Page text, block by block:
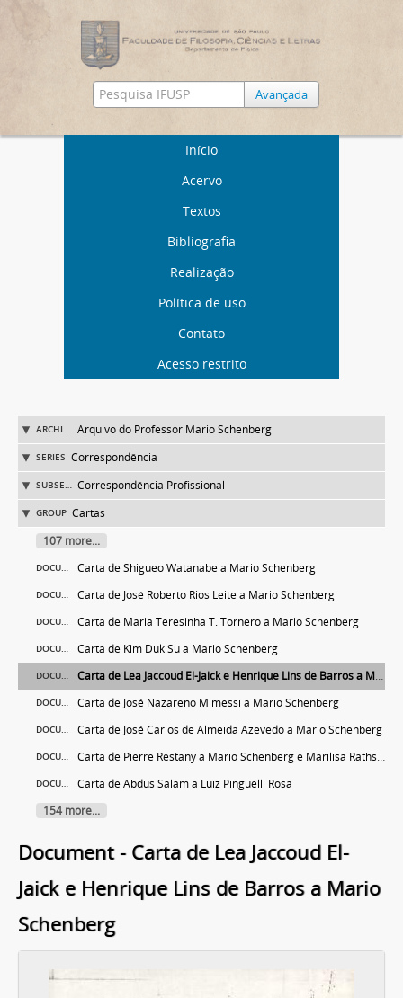
Avançada
Início
Acervo
Textos
Bibliografia
Realização
Política de uso
Contato
Acesso restrito
ARCHIVE Arquivo do Professor Mario Schenberg
SERIES Correspondência
SUBSERIES Correspondência Profissional
GROUP Cartas
107 more...
DOCUMENT Carta de Shigueo Watanabe a Mario Schenberg
DOCUMENT Carta de José Roberto Rios Leite a Mario Schenberg
DOCUMENT Carta de Maria Teresinha T. Tornero a Mario Schenberg
DOCUMENT Carta de Kim Duk Su a Mario Schenberg
DOCUMENT Carta de Lea Jaccoud El-Jaick e Henrique Lins de Barros a Mario Schenberg
DOCUMENT Carta de José Nazareno Mimessi a Mario Schenberg
DOCUMENT Carta de José Carlos de Almeida Azevedo a Mario Schenberg
DOCUMENT Carta de Pierre Restany a Mario Schenberg e Marilisa Rathsam
DOCUMENT
Carta de Abdus Salam a Luiz Pinguelli Rosa
154 more...
Document - Carta de Lea Jaccoud El-
Jaick e Henrique Lins de Barros a Mario
Schenberg